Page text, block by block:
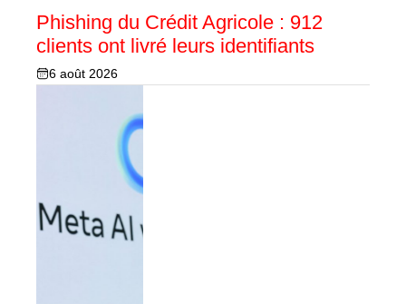
Phishing du Crédit Agricole : 912
clients ont livré leurs identifiants
6 août 2026